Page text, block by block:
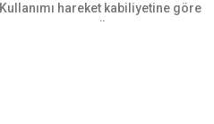
Kullanımı hareket kabiliyetine göre